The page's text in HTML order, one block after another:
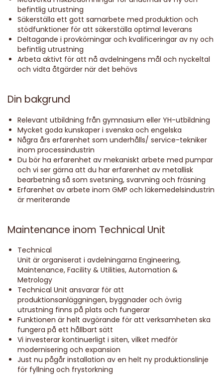
befintlig utrustning
Säkerställa ett gott samarbete med produktion och
stödfunktioner för att säkerställa optimal leverans
Deltagande i provkörningar och kvalificeringar av ny och
befintlig utrustning
Arbeta aktivt för att nå avdelningens mål och nyckeltal
och vidta åtgärder när det behövs
Din bakgrund
Relevant utbildning från gymnasium eller YH-utbildning
Mycket goda kunskaper i svenska och engelska
Några års erfarenhet som underhålls/ service-tekniker
inom processindustrin
Du bör ha erfarenhet av mekaniskt arbete med pumpar
och vi ser gärna att du har erfarenhet av metallisk
bearbetning så som svetsning, svarvning och fräsning
Erfarenhet av arbete inom GMP och läkemedelsindustrin
är meriterande
Maintenance inom Technical Unit
Technical
Unit är organiserat i avdelningarna Engineering,
Maintenance, Facility & Utilities, Automation &
Metrology
Technical Unit ansvarar för att
produktionsanläggningen, byggnader och övrig
utrustning finns på plats och fungerar
Funktionen är helt avgörande för att verksamheten ska
fungera på ett hållbart sätt
Vi investerar kontinuerligt i siten, vilket medför
modernisering och expansion
Just nu pågår installation av en helt ny produktionslinje
för fyllning och frystorkning